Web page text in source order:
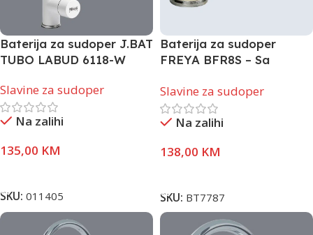
Baterija za sudoper J.BAT
TUBO LABUD 6118-W
Slavine za sudoper
Na zalihi
135,00 KM
SKU: 011405
Baterija za sudoper
FREYA BFR8S – Sa
Slavine za sudoper
Na zalihi
138,00 KM
SKU: BT7787